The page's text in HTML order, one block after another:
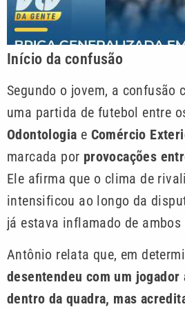
Início da confusão
Segundo o jovem, a confusão
uma partida de futebol entre
Odontologia e Comércio
marcada por provocações
Ele afirma que o clima de
intensificou ao longo da
já estava inflamado de ambos
Antônio relata que, em
desentendeu com um jogador
dentro da quadra, mas